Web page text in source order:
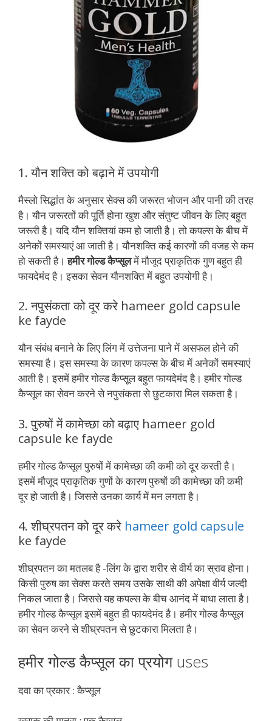
1. यौन शक्ति को बढ़ाने में उपयोगी
मैस्लो सिद्धांत के अनुसार सेक्स की जरूरत भोजन और पानी की तरह
है। यौन जरूरतों की पूर्ति होना खुश और संतुष्ट जीवन के लिए बहुत
जरूरी है। यदि यौन शक्तियां कम हो जाती है। तो कपल्स के बीच में
अनेकों समस्याएं आ जाती है। यौनशक्ति कई कारणों की वजह से कम
हो सकती है।हमीर गोल्ड कैप्सूलमें मौजूद प्राकृतिक गुण बहुत ही
फायदेमंद है। इसका सेवन यौनशक्ति में बहुत उपयोगी है।
2. नपुसंकता को दूर करे hameer gold capsule
ke fayde
यौन संबंध बनाने के लिए लिंग में उत्तेजना पाने में असफल होने की
समस्या है। इस समस्या के कारण कपल्स के बीच में अनेकों समस्याएं
आती है। इसमें हमीर गोल्ड कैप्सूल बहुत फायदेमंद है। हमीर गोल्ड
कैप्सूल का सेवन करने से नपुसंकता से छुटकारा मिल सकता है।
3. पुरुषों में कामेच्छा को बढ़ाए hameer gold
capsule ke fayde
हमीर गोल्ड कैप्सूल पुरुषों में कामेच्छा की कमी को दूर करती है।
इसमें मौजूद प्राकृतिक गुणों के कारण पुरुषों की कामेच्छा की कमी
दूर हो जाती है। जिससे उनका कार्य में मन लगता है।
4. शीघ्रपतन को दूर करे hameer gold capsule
ke fayde
शीघ्रपतन का मतलब है -लिंग के द्वारा शरीर से वीर्य का स्राव होना।
किसी पुरुष का सेक्स करते समय उसके साथी की अपेक्षा वीर्य जल्दी
निकल जाता है। जिससे यह कपल्स के बीच आनंद में बाधा लाता है।
हमीर गोल्ड कैप्सूल इसमें बहुत ही फायदेमंद है। हमीर गोल्ड कैप्सूल
का सेवन करने से शीघ्रपतन से छुटकारा मिलता है।
हमीर गोल्ड कैप्सूल का प्रयोग uses
दवा का प्रकार : कैप्सूल